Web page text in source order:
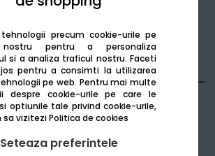
precum cookie-urile pe
pentru a personaliza
si a analiza traficul nostru. Faceti
pentru a consimti la utilizarea
pe web. Pentru mai multe
despre cookie-urile pe care le
optiunile tale privind cookie-urile,
sa viziteziPolitica de cookies
Seteaza preferintele
4900W - Scaner de
Profesional Ultra-
este vârful de gamă al scanerelor
pentru întreprinderi cu volum mare
necesită viteză, securitate și
de scanare de până la